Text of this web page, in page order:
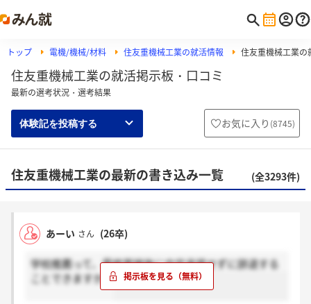
トップ 電機/機械/材料 住友重機械工業の就活情報 住友重機械工業の
住友重機械工業の就活掲示板・口コミ
最新の選考状況・選考結果
体験記を投稿する お気に入り (8745)
住友重機械工業の最新の書き込み一覧 (全3293件)
あーい さん (26卒)
学校推薦って、最終面接後に内定承諾せずに辞退する
ことできますか？